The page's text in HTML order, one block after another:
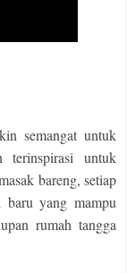
semangat untuk
terinspirasi untuk
bareng, setiap
baru yang mampu
rumah tangga